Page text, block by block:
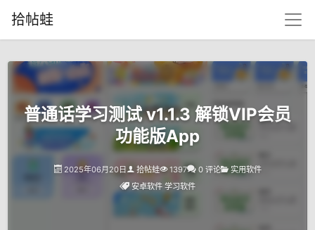
拾帖蛙
普通话学习测试 v1.1.3 解锁VIP会员
功能版App
2025年06月20日 拾帖蛙 1397 0 评论
实用软件
安卓软件 学习软件